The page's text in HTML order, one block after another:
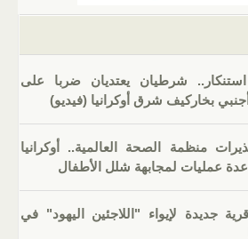
شرطيان يعتديان ضربا على
بخاركيف شرق أوكرانيا (فيديو)
منظمة الصحة العالمية.. أوكرانيا
عمليات لمجابهة شلل الأطفال
جديدة لإيواء "اللاجئين اليهود" في